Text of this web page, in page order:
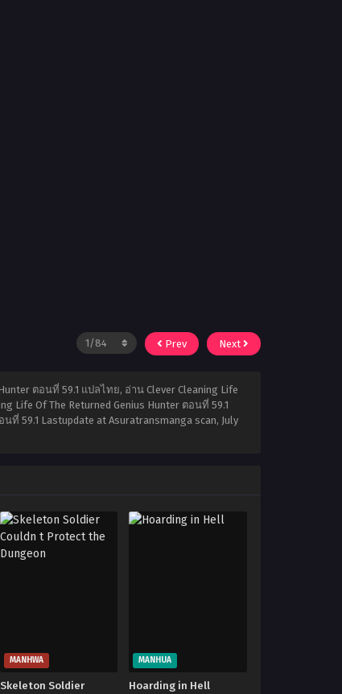
Prev Next
ตอนที่ 59.1 แปลไทย, อ่าน Clever Cleaning Life
Life Of The Returned Genius Hunter ตอนที่ 59.1
นที่ 59.1 Lastupdate at Asuratransmanga scan, July
MANHWA
Skeleton Soldier
MANHUA
Hoarding in Hell